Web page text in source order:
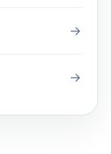
→
→